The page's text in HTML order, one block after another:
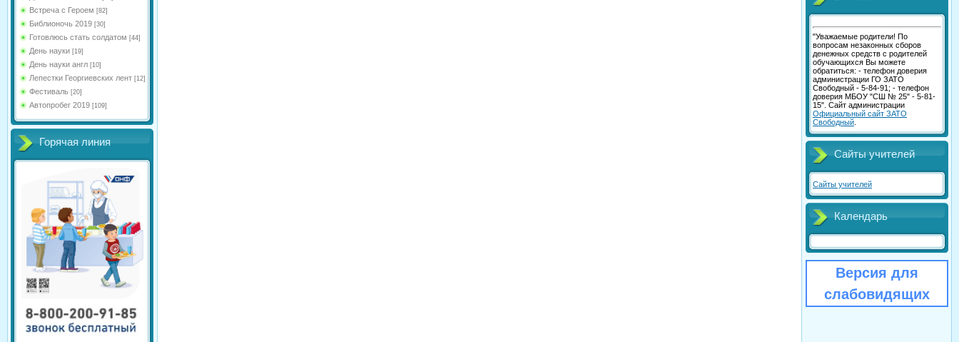
Встреча с Героем [82]
Библионочь 2019 [30]
Готовлюсь стать солдатом [44]
День науки [19]
День науки англ [10]
Лепестки Георгиевских лент [12]
Фестиваль [20]
Автопробег 2019 [109]
Горячая линия
"Уважаемые родители! По
вопросам незаконных сборов
денежных средств с родителей
обучающихся Вы можете
обратиться: - телефон доверия
администрации ГО ЗАТО
Свободный - 5-84-91; - телефон
доверия МБОУ "СШ № 25" - 5-81-
15". Сайт администрации
Официальный сайт ЗАТО
Свободный
Сайты учителей
Сайты учителей
Календарь
Версия для
слабовидящих